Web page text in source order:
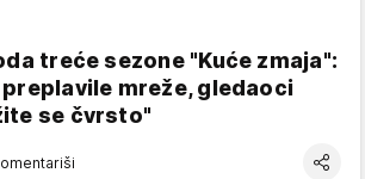
treće sezone "Kuće zmaja":
mreže, gledaoci
se čvrsto"